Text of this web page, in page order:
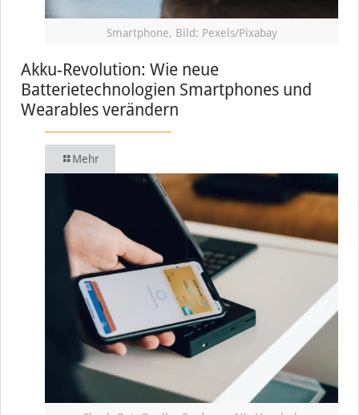
Smartphone, Bild: Pexels/Pixabay
Akku-Revolution: Wie neue
Batterietechnologien Smartphones und
Wearables verändern
Mehr